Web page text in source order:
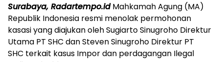
Surabaya, Radartempo.idMahkamah Agung (MA)
Republik Indonesia resmi menolak permohonan
kasasi yang diajukan oleh Sugiarto Sinugroho Direktur
Utama PT SHC dan Steven Sinugroho Direktur PT
SHC terkait kasus Impor dan perdagangan Ilegal